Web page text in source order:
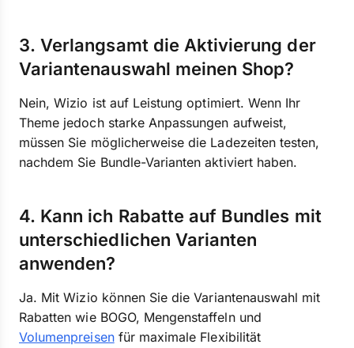
3. Verlangsamt die Aktivierung der
Variantenauswahl meinen Shop?
Nein, Wizio ist auf Leistung optimiert. Wenn Ihr
Theme jedoch starke Anpassungen aufweist,
müssen Sie möglicherweise die Ladezeiten testen,
nachdem Sie Bundle-Varianten aktiviert haben.
4. Kann ich Rabatte auf Bundles mit
unterschiedlichen Varianten
anwenden?
Ja. Mit Wizio können Sie die Variantenauswahl mit
Rabatten wie BOGO, Mengenstaffeln und
Volumenpreisenfür maximale Flexibilität